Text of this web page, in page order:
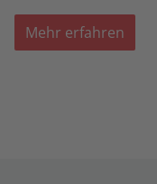
Mehr erfahren